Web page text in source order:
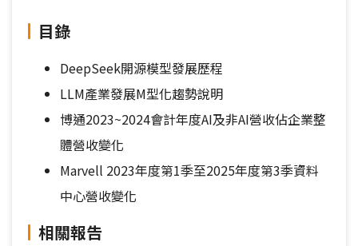
目錄
DeepSeek開源模型發展歷程
LLM產業發展M型化趨勢說明
博通2023~2024會計年度AI及非AI營收佔企業整
體營收變化
Marvell 2023年度第1季至2025年度第3季資料
中心營收變化
相關報告